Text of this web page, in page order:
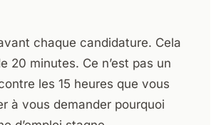
chaque candidature. Cela
20 minutes. Ce n’est pas un
les 15 heures que vous
à vous demander pourquoi